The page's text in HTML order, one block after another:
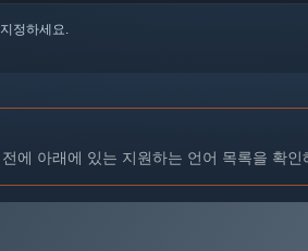
정하세요.
에 아래에 있는 지원하는 언어 목록을 확인